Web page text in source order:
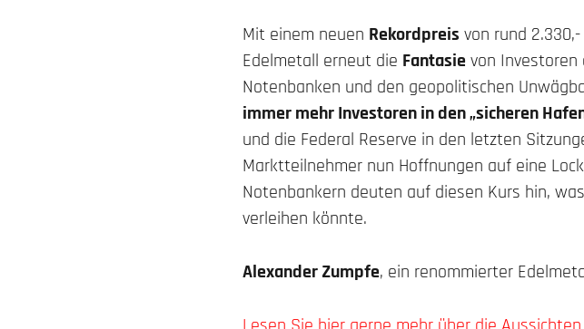
Mit einem neuen Rekordpreis von rund
Edelmetall erneut die Fantasie von
Notenbanken und den geopolitischen
immer mehr Investoren in den „sicheren
und die Federal Reserve in den letzten
Marktteilnehmer nun Hoffnungen auf eine
Notenbankern deuten auf diesen Kurs hin,
verleihen könnte.
Alexander Zumpfe, ein renommierter